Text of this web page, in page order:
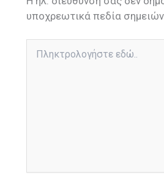
υποχρεωτικά πεδία
εδώ..